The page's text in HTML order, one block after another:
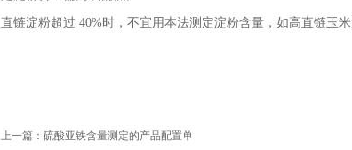
直链淀粉超过 40%时，不宜用本法测定淀粉含量，如高直链玉米
上一篇： 硫酸亚铁含量测定的产品配置单